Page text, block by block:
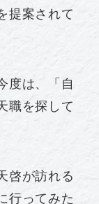
提案されて
度は、「自
職を探して
啓が訪れる
行ってみた